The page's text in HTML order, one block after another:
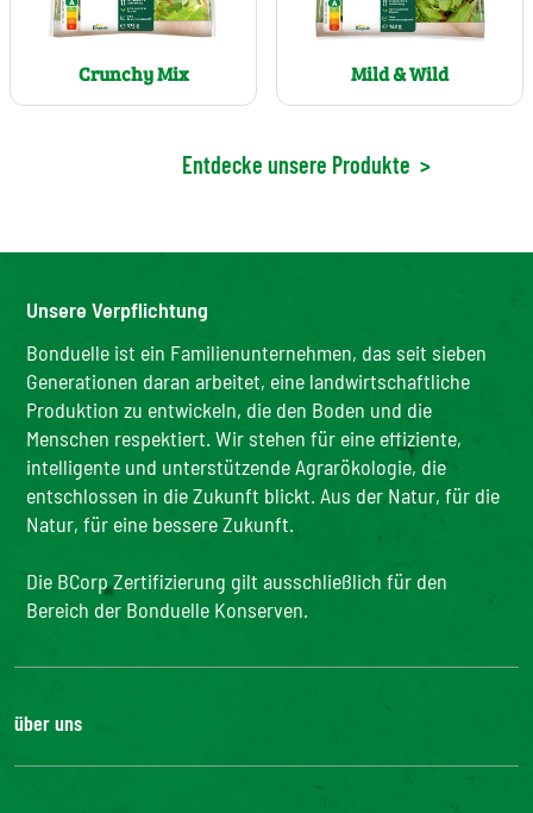
Crunchy Mix Mild & Wild
Entdecke unsere Produkte >
Unsere Verpflichtung
Bonduelle ist ein Familienunternehmen, das seit sieben
Generationen daran arbeitet, eine landwirtschaftliche
Produktion zu entwickeln, die den Boden und die
Menschen respektiert. Wir stehen für eine effiziente,
intelligente und unterstützende Agrarökologie, die
entschlossen in die Zukunft blickt. Aus der Natur, für die
Natur, für eine bessere Zukunft.
Die BCorp Zertifizierung gilt ausschließlich für den
Bereich der Bonduelle Konserven.
über uns
Karriere